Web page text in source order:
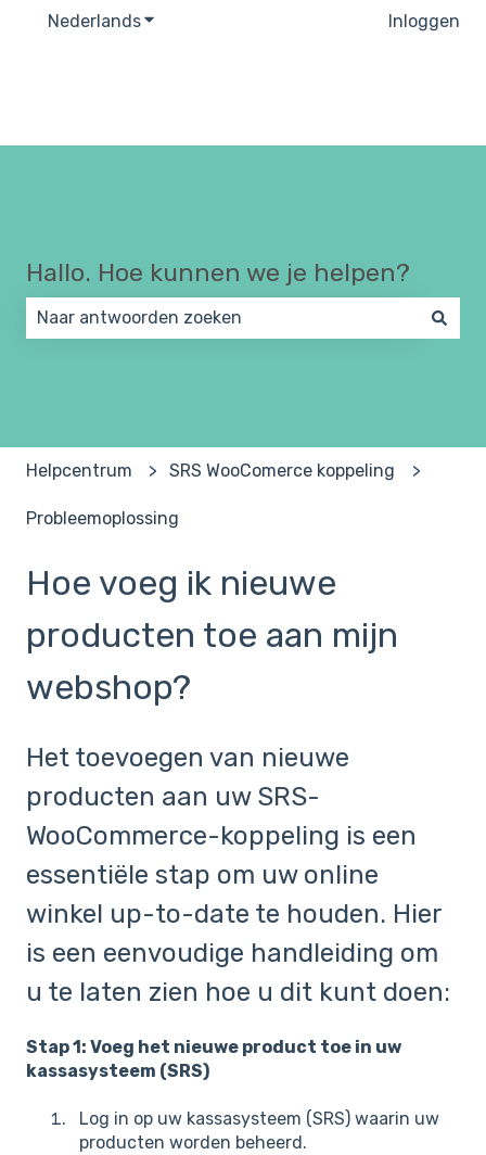
NederlandsSubmenu tonen voor vertalingenInloggen
Hallo. Hoe kunnen we je helpen?
Helpcentrum SRS WooComerce koppeling
Probleemoplossing
Hoe voeg ik nieuwe
producten toe aan mijn
webshop?
Het toevoegen van nieuwe
producten aan uw SRS-
WooCommerce-koppeling is een
essentiële stap om uw online
winkel up-to-date te houden. Hier
is een eenvoudige handleiding om
u te laten zien hoe u dit kunt doen:
Stap 1: Voeg het nieuwe product toe in uw
kassasysteem (SRS)
Log in op uw kassasysteem (SRS) waarin uw
producten worden beheerd.